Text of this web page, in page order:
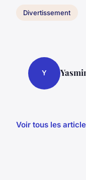
Divertissement
Y
Voir tous les